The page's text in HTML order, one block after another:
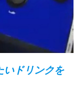
いドリンクを